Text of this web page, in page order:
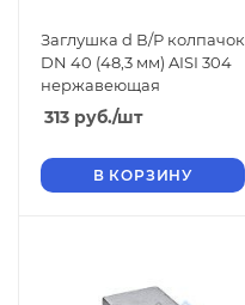
Заглушка d В/Р колпачок
DN 40 (48,3 мм) AISI 304
нержавеющая
313 руб./шт
В КОРЗИНУ